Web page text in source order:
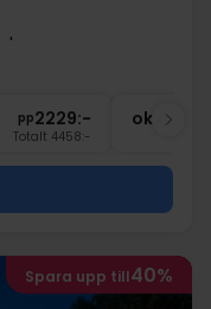
pp2229:-
Totalt 4458:-
okt
Spara upp till40%